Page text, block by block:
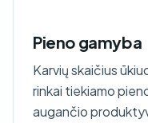
Pieno gamyba
Karvių skaičius
rinkai tiekiamo
augančio